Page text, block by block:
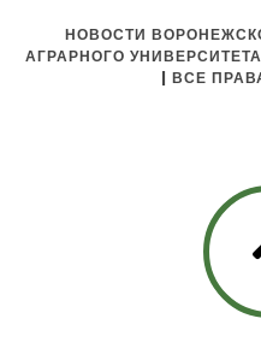
НОВОСТИ
АГРАРНОГО
| ВСЕ